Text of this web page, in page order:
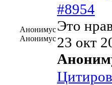
Анонимус
Анонимус
#8954
Это
23 окт